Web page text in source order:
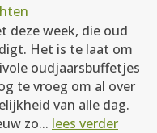
deze week, die oud
Het is te laat om
oudjaarsbuffetjes
te vroeg om al over
van alle dag.
zo... lees verder